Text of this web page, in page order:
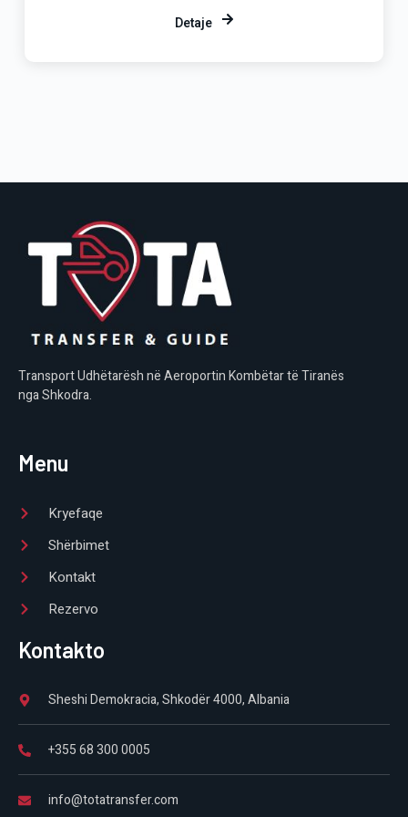
Detaje
Transport Udhëtarësh në Aeroportin Kombëtar të Tiranës
nga Shkodra.
Menu
Kryefaqe
Shërbimet
Kontakt
Rezervo
Kontakto
Sheshi Demokracia, Shkodër 4000, Albania
+355 68 300 0005
info@totatransfer.com